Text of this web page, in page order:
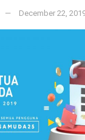
December 22,